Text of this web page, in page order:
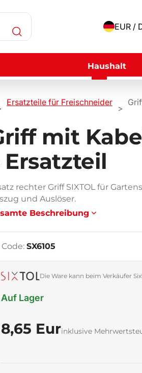
EUR /
Haushalt
Ersatzteile für Freischneider
mit
Ersatzteil
rechter Griff SIXTOL für
und Auslöser.
Beschreibung
Code: SX6105
Die Ware kann beim Verkäufer
Auf Lager
8,65 Eurinklusive